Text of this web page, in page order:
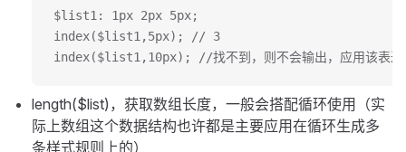
$list1: 1px 2px 5px;
index($list1,5px); // 3
index($list1,10px); //找不到，则不会输出，应用该表达式
length($list)，获取数组长度，一般会搭配循环使用（实
际上数组这个数据结构也许都是主要应用在循环生成多
条样式规则上的）